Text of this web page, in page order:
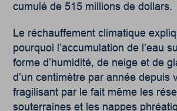
cumulé de 515 millions de dollars.
Le réchauffement climatique
pourquoi l’accumulation de l’eau
forme d’humidité, de neige et de
d’un centimètre par année depuis
fragilisant par le fait même les
souterraines et les nappes